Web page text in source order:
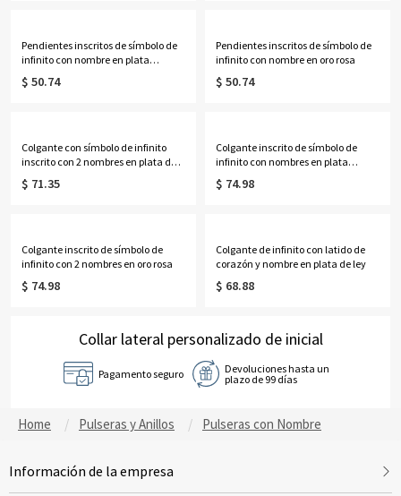
Pendientes inscritos de símbolo de
infinito con nombre en plata
chapada en oro
$ 50.74
Pendientes inscritos de símbolo de
infinito con nombre en oro rosa
$ 50.74
Colgante con símbolo de infinito
inscrito con 2 nombres en plata de
ley
$ 71.35
Colgante inscrito de símbolo de
infinito con nombres en plata
chapada en oro
$ 74.98
Colgante inscrito de símbolo de
infinito con 2 nombres en oro rosa
$ 74.98
Colgante de infinito con latido de
corazón y nombre en plata de ley
$ 68.88
Collar lateral personalizado de inicial
Pagamento seguro
Devoluciones hasta un
plazo de 99 días
Home Pulseras y Anillos Pulseras con Nombre
Información de la empresa